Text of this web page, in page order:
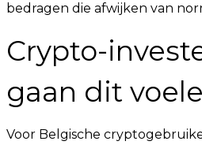
bedragen die afwijken van
Crypto-
gaan dit
Voor Belgische